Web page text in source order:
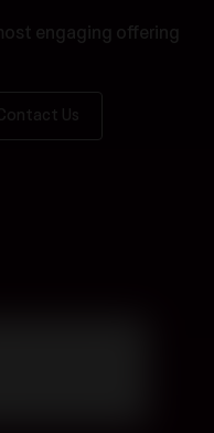
engaging offering
Us